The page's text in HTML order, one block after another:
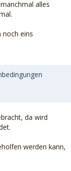
alles
noch eins
da wird
werden kann,